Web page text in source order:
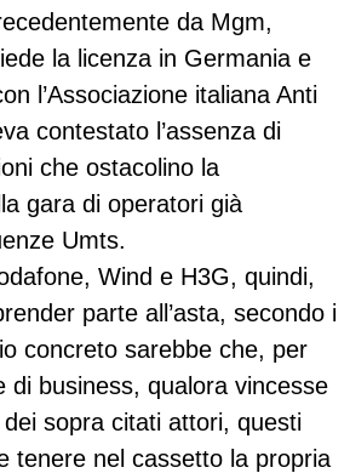
da Mgm,
la licenza in Germania e
l’Associazione italiana Anti
contestato l’assenza di
che ostacolino la
gara di operatori già
Umts.
Wind e H3G, quindi,
parte all’asta, secondo i
concreto sarebbe che, per
di business, qualora vincesse
sopra citati attori, questi
tenere nel cassetto la propria